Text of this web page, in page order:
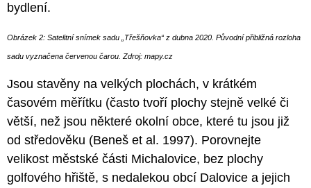
bydlení.
Obrázek 2: Satelitní snímek sadu „Třešňovka“ z dubna 2020. Původní přibližná rozloha
sadu vyznačena červenou čarou. Zdroj: mapy.cz
Jsou stavěny na velkých plochách, v krátkém
časovém měřítku (často tvoří plochy stejně velké či
větší, než jsou některé okolní obce, které tu jsou již
od středověku (Beneš et al. 1997). Porovnejte
velikost městské části Michalovice, bez plochy
golfového hřiště, s nedalekou obcí Dalovice a jejich